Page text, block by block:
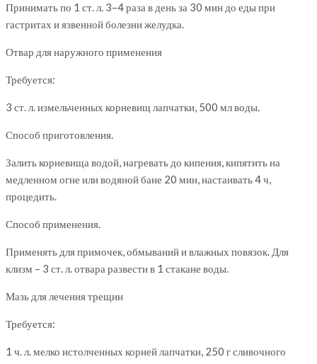
Принимать по 1 ст. л. 3–4 раза в день за 30 мин до еды при
гастритах и язвенной болезни желудка.
Отвар для наружного применения
Требуется:
3 ст. л. измельченных корневищ лапчатки, 500 мл воды.
Способ приготовления.
Залить корневища водой, нагревать до кипения, кипятить на
медленном огне или водяной бане 20 мин, настаивать 4 ч,
процедить.
Способ применения.
Применять для примочек, обмываний и влажных повязок. Для
клизм – 3 ст. л. отвара развести в 1 стакане воды.
Мазь для лечения трещин
Требуется:
1 ч. л. мелко истолченных корней лапчатки, 250 г сливочного